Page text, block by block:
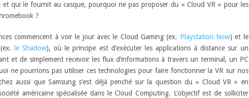
et qui le fournit au casque, pourquoi ne pas proposer du « Cloud VR » pour les
?
commencent à voir le jour avec le Cloud Gaming (ex. Playstation Now) et le
le Shadow), où le principe est d’exécuter les applications à distance sur un
et de simplement recevoir les flux d’informations à travers un terminal, un PC
ne pourrions pas utiliser ces technologies pour faire fonctionner la VR sur nos
aussi que Samsung s’est déjà penché sur la question du « Cloud VR » en
américaine spécialisée dans le Cloud Computing. L’objectif est de solliciter